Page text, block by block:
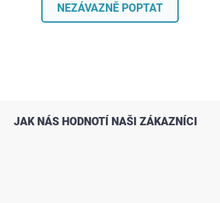
NEZÁVAZNĚ POPTAT
JAK NÁS HODNOTÍ NAŠI ZÁKAZNÍCI